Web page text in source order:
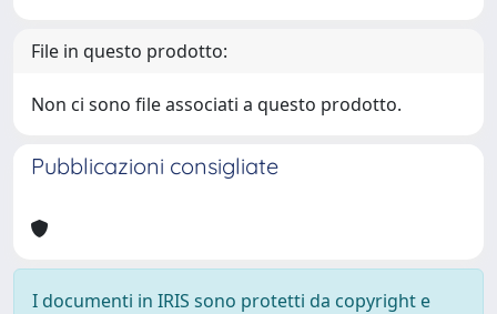
File in questo prodotto:
Non ci sono file associati a questo prodotto.
Pubblicazioni consigliate
I documenti in IRIS sono protetti da copyright e